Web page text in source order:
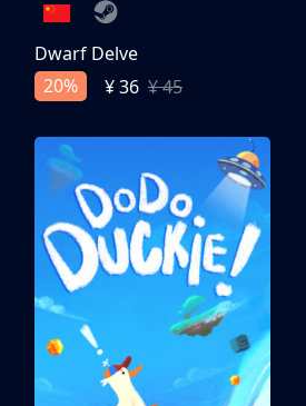
Dwarf Delve
20%
¥ 36 ¥ 45